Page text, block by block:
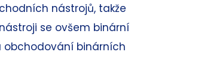
nástrojů, takže
se ovšem binární
binárních